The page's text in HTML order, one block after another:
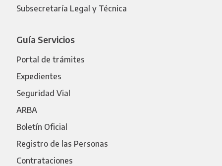
Subsecretaría Legal y Técnica
Guía Servicios
Portal de trámites
Expedientes
Seguridad Vial
ARBA
Boletín Oficial
Registro de las Personas
Contrataciones